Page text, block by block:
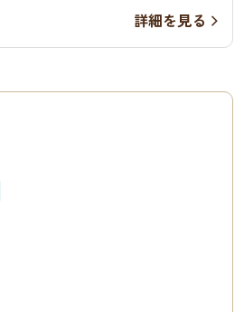
詳細を見る